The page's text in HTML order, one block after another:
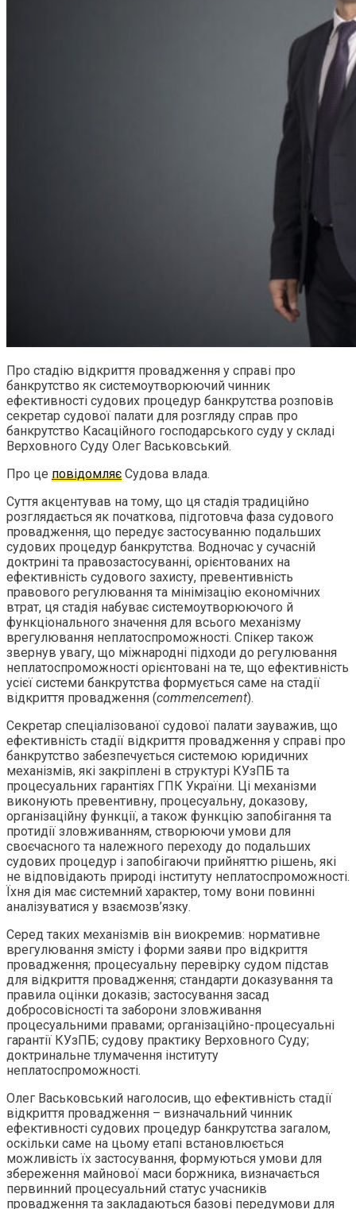
Про стадію відкриття провадження у справі про
банкрутство як системоутворюючий чинник
ефективності судових процедур банкрутства розповів
секретар судової палати для розгляду справ про
банкрутство Касаційного господарського суду у складі
Верховного Суду Олег Васьковський.
Про це повідомляє Судова влада.
Суття акцентував на тому, що ця стадія традиційно
розглядається як початкова, підготовча фаза судового
провадження, що передує застосуванню подальших
судових процедур банкрутства. Водночас у сучасній
доктрині та правозастосуванні, орієнтованих на
ефективність судового захисту, превентивність
правового регулювання та мінімізацію економічних
втрат, ця стадія набуває системоутворюючого й
функціонального значення для всього механізму
врегулювання неплатоспроможності. Спікер також
звернув увагу, що міжнародні підходи до регулювання
неплатоспроможності орієнтовані на те, що ефективність
усієї системи банкрутства формується саме на стадії
відкриття провадження (commencement).
Секретар спеціалізованої судової палати зауважив, що
ефективність стадії відкриття провадження у справі про
банкрутство забезпечується системою юридичних
механізмів, які закріплені в структурі КУзПБ та
процесуальних гарантіях ГПК України. Ці механізми
виконують превентивну, процесуальну, доказову,
організаційну функції, а також функцію запобігання та
протидії зловживанням, створюючи умови для
своєчасного та належного переходу до подальших
судових процедур і запобігаючи прийняттю рішень, які
не відповідають природі інституту неплатоспроможності.
Їхня дія має системний характер, тому вони повинні
аналізуватися у взаємозв’язку.
Серед таких механізмів він виокремив: нормативне
врегулювання змісту і форми заяви про відкриття
провадження; процесуальну перевірку судом підстав
для відкриття провадження; стандарти доказування та
правила оцінки доказів; застосування засад
добросовісності та заборони зловживання
процесуальними правами; організаційно-процесуальні
гарантії КУзПБ; судову практику Верховного Суду;
доктринальне тлумачення інституту
неплатоспроможності.
Олег Васьковський наголосив, що ефективність стадії
відкриття провадження – визначальний чинник
ефективності судових процедур банкрутства загалом,
оскільки саме на цьому етапі встановлюється
можливість їх застосування, формуються умови для
збереження майнової маси боржника, визначається
первинний процесуальний статус учасників
провадження та закладаються базові передумови для